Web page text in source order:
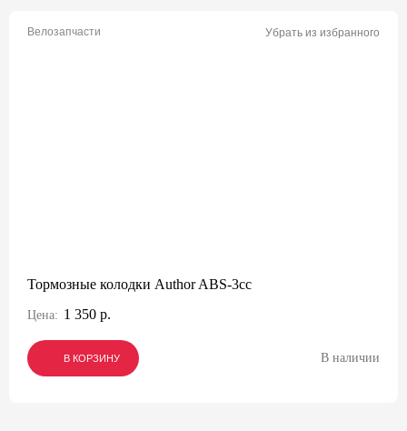
Велозапчасти Убрать из избранного
Тормозные колодки Author ABS-3cc
Цена: 1 350 р.
В КОРЗИНУ
В КОРЗИНУ
В КОРЗИНУ В наличии